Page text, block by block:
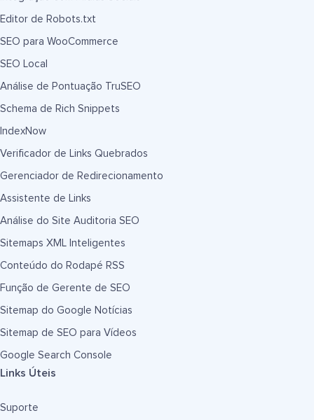
Editor de Robots.txt
SEO para WooCommerce
SEO Local
Análise de Pontuação TruSEO
Schema de Rich Snippets
IndexNow
Verificador de Links Quebrados
Gerenciador de Redirecionamento
Assistente de Links
Análise do Site Auditoria SEO
Sitemaps XML Inteligentes
Conteúdo do Rodapé RSS
Função de Gerente de SEO
Sitemap do Google Notícias
Sitemap de SEO para Vídeos
Google Search Console
Links Úteis
Suporte